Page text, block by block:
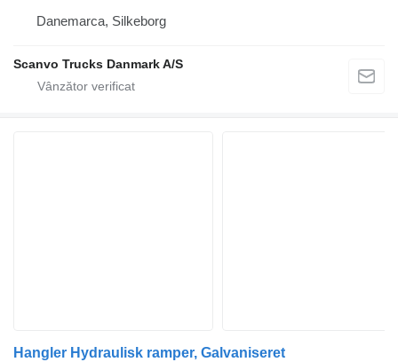
Danemarca, Silkeborg
Scanvo Trucks Danmark A/S
Hangler Hydraulisk ramper, Galvaniseret